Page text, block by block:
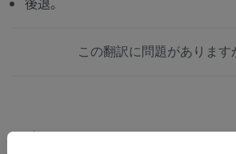
この翻訳に問題があります